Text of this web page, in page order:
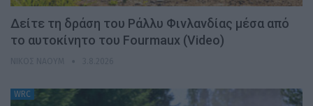
Δείτε τη δράση του Ράλλυ Φινλανδίας μέσα από
το αυτοκίνητο του Fourmaux (Video)
WRC